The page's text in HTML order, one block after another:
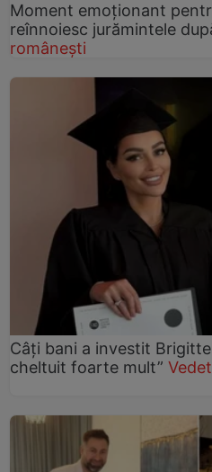
Moment emoționant
reînnoiesc jurămintele
românești
Câți bani a investit
cheltuit foarte mult”